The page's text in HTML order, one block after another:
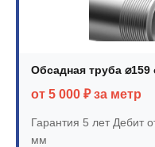
Обсадная труба
от 5 000 ₽ за метр
Гарантия 5 летДебит
мм